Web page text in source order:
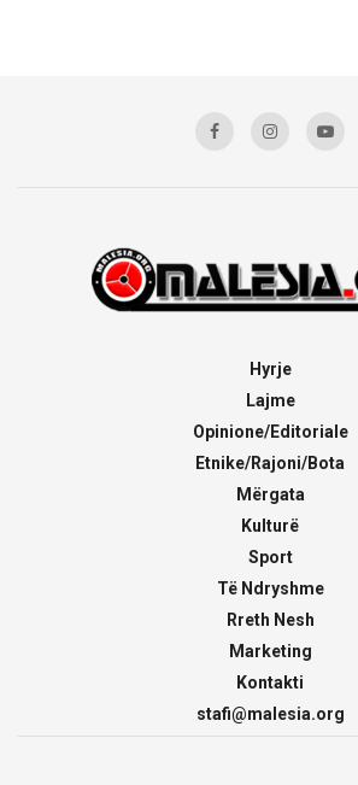
Hyrje
Lajme
Opinione/Editoriale
Etnike/Rajoni/Bota
Mërgata
Kulturë
Sport
Të Ndryshme
Rreth Nesh
Marketing
Kontakti
stafi@malesia.org